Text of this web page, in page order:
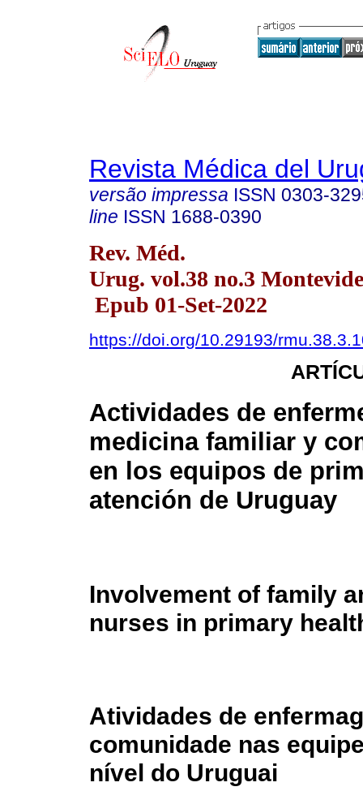
Revista Médica del
versão impressa ISSN 0303-
line ISSN 1688-0390
Rev. Méd.
Urug. vol.38 no.3
Epub 01-Set-2022
https://doi.org/10.29193/
Actividades de
medicina familiar y
en los equipos de
atención de Uruguay
Involvement of family
nurses in primary
Atividades de
comunidade nas
nível do Uruguai